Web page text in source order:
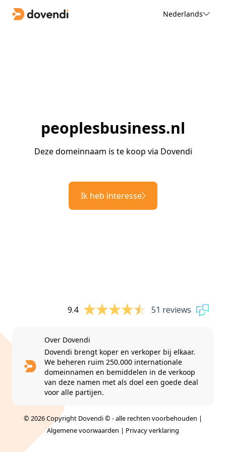
Nederlands
peoplesbusiness.nl
Deze domeinnaam is te koop via Dovendi
Ik heb interesse
9.4 51 reviews
Over Dovendi
Dovendi brengt koper en verkoper bij elkaar.
We beheren ruim 250.000 internationale
domeinnamen en bemiddelen in de verkoop
van deze namen met als doel een goede deal
voor alle partijen.
© 2026 Copyright Dovendi © - alle rechten voorbehouden |
Algemene voorwaarden | Privacy verklaring